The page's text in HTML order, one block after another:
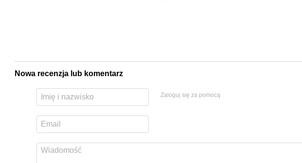
Nowa recenzja lub komentarz
Zaloguj się za pomocą